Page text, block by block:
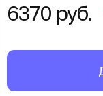
6370 руб.